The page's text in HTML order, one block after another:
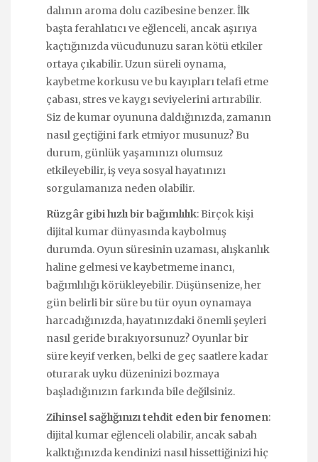
dalının aroma dolu cazibesine benzer. İlk
başta ferahlatıcı ve eğlenceli, ancak aşırıya
kaçtığınızda vücudunuzu saran kötü etkiler
ortaya çıkabilir. Uzun süreli oynama,
kaybetme korkusu ve bu kayıpları telafi etme
çabası, stres ve kaygı seviyelerini artırabilir.
Siz de kumar oyununa daldığınızda, zamanın
nasıl geçtiğini fark etmiyor musunuz? Bu
durum, günlük yaşamınızı olumsuz
etkileyebilir, iş veya sosyal hayatınızı
sorgulamanıza neden olabilir.
Rüzgâr gibi hızlı bir bağımlılık: Birçok kişi
dijital kumar dünyasında kaybolmuş
durumda. Oyun süresinin uzaması, alışkanlık
haline gelmesi ve kaybetmeme inancı,
bağımlılığı körükleyebilir. Düşünsenize, her
gün belirli bir süre bu tür oyun oynamaya
harcadığınızda, hayatınızdaki önemli şeyleri
nasıl geride bırakıyorsunuz? Oyunlar bir
süre keyif verken, belki de geç saatlere kadar
oturarak uyku düzeninizi bozmaya
başladığınızın farkında bile değilsiniz.
Zihinsel sağlığınızı tehdit eden bir fenomen:
dijital kumar eğlenceli olabilir, ancak sabah
kalktığınızda kendinizi nasıl hissettiğinizi hiç